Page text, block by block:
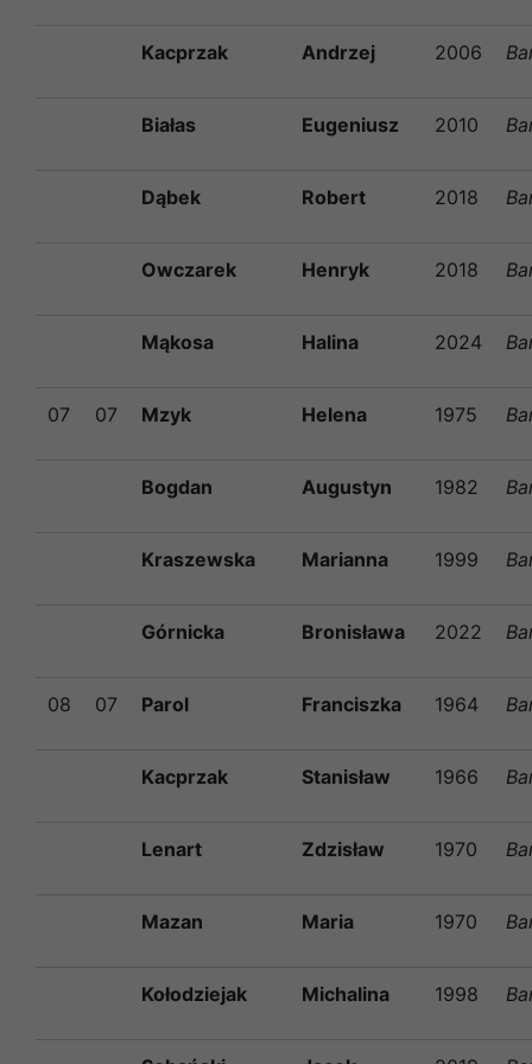
Kacprzak Andrzej 2006
Białas Eugeniusz 2010
Dąbek Robert 2018
Owczarek Henryk 2018
Mąkosa Halina 2024
07 07 Mzyk Helena 1975
Bogdan Augustyn 1982
Kraszewska Marianna 1999
Górnicka Bronisława 2022
08 07 Parol Franciszka 1964
Kacprzak Stanisław 1966
Lenart Zdzisław 1970
Mazan Maria 1970
Kołodziejak Michalina 1998